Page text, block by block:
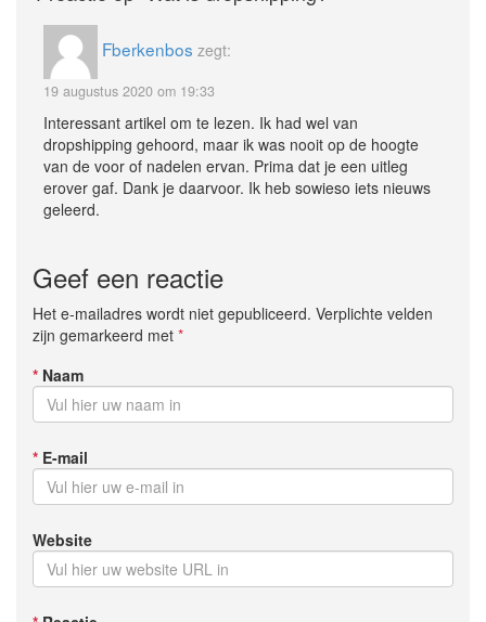
Fberkenbos zegt:
19 augustus 2020 om 19:33
Interessant artikel om te lezen. Ik had wel van
dropshipping gehoord, maar ik was nooit op de hoogte
van de voor of nadelen ervan. Prima dat je een uitleg
erover gaf. Dank je daarvoor. Ik heb sowieso iets nieuws
geleerd.
Geef een reactie
Het e-mailadres wordt niet gepubliceerd. Verplichte velden
zijn gemarkeerd met *
* Naam
* E-mail
Website